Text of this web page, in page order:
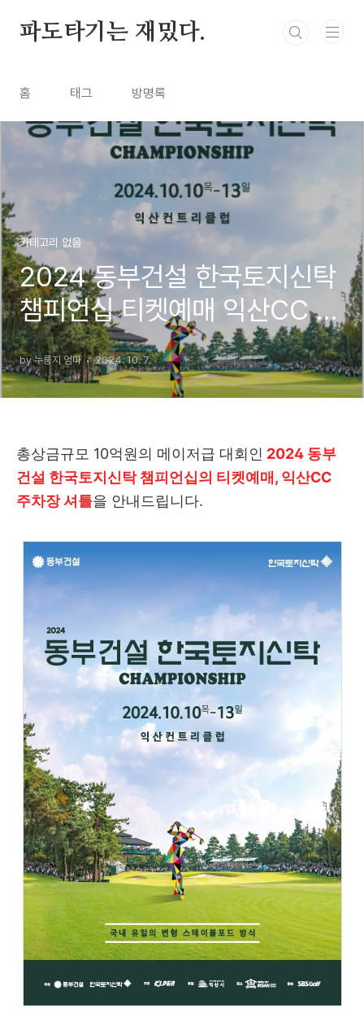
파도타기는 재밌다.
홈 태그 방명록
카테고리 없음
2024 동부건설 한국토지신탁
챔피언십 티켓예매 익산CC 주
차장 셔틀
by 누룽지 엄마 2024. 10. 7.
총상금규모 10억원의 메이저급 대회인 2024 동부
건설 한국토지신탁 챔피언십의 티켓예매, 익산CC
주차장 셔틀을 안내드립니다.